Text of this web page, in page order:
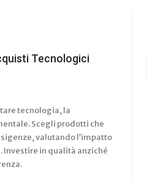
Tecnologici
tecnologia, la
Scegli prodotti che
valutando l’impatto
in qualità anziché